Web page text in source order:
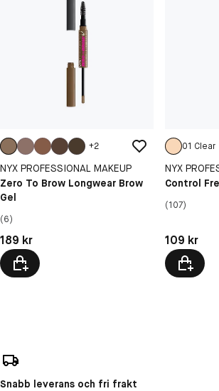
+2
NYX PROFESSIONAL MAKEUP
Zero To Brow Longwear Brow
Gel
(6)
Pris: 189 kr
189 kr
01 Clear
NYX
Control
(107)
Pris: 109 kr
109 kr
Snabb leverans och fri frakt